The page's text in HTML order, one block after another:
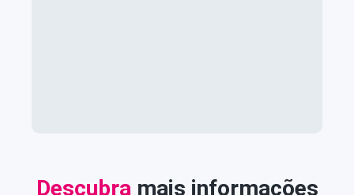
Descubra mais informações